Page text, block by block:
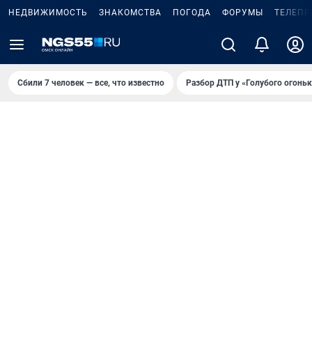
НЕДВИЖИМОСТЬ ЗНАКОМСТВА ПОГОДА ФОРУМЫ
Сбили 7 человек — все, что известно Разбор ДТП у «Голубого